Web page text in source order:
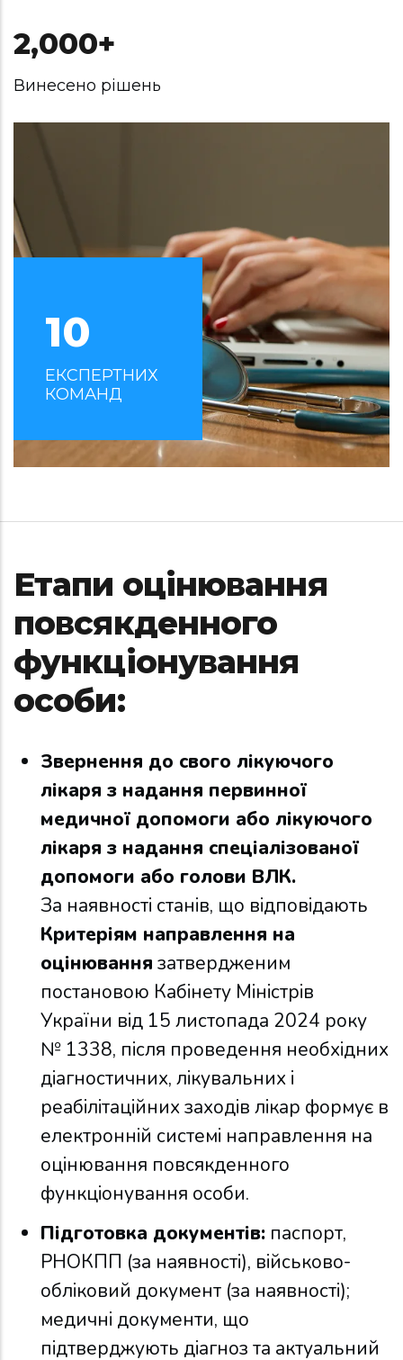
2,000+
Винесено рішень
10
ЕКСПЕРТНИХ
КОМАНД
Етапи оцінювання
повсякденного
функціонування
особи:
Звернення до свого лікуючого
лікаря з надання первинної
медичної допомоги або лікуючого
лікаря з надання спеціалізованої
допомоги або голови ВЛК.
За наявності станів, що відповідають
Критеріям направлення на
оцінювання затвердженим
постановою Кабінету Міністрів
України від 15 листопада 2024 року
№ 1338, після проведення необхідних
діагностичних, лікувальних і
реабілітаційних заходів лікар формує в
електронній системі направлення на
оцінювання повсякденного
функціонування особи.
Підготовка документів: паспорт,
РНОКПП (за наявності), військово-
обліковий документ (за наявності);
медичні документи, що
підтверджують діагноз та актуальний